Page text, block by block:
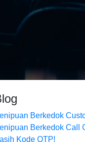
Berkedok
Berkedok Call
Kode OTP!